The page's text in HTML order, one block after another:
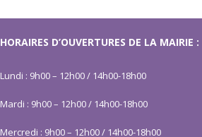
HORAIRES D’OUVERTURES DE LA MAIRIE :
Lundi : 9h00 – 12h00 / 14h00-18h00
Mardi : 9h00 – 12h00 / 14h00-18h00
Mercredi : 9h00 – 12h00 / 14h00-18h00